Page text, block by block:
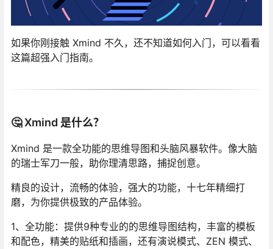
如果你刚接触 Xmind 不久，还不知道如何入门，可以看看
这篇超强入门指南。
🤔 Xmind 是什么？
Xmind 是一款全功能的思维导图和头脑风暴软件。像大脑
的瑞士军刀一般，助你理清思路，捕捉创意。
精良的设计，流畅的体验，强大的功能，十七年精细打
磨，为你提供极致的产品体验。
1、全功能：提供9种专业的的思维导图结构，丰富的模板
和配色，精美的贴纸和插画，还有演说模式、ZEN 模式、